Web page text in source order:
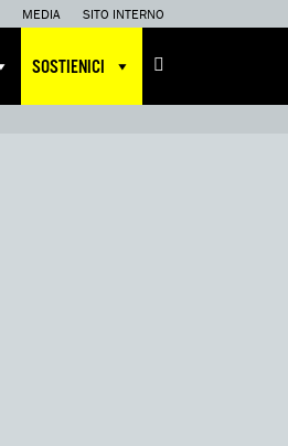
MEDIA SITO INTERNO
SOSTIENICI